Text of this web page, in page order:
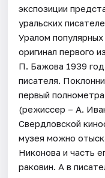
экспозиции
уральских
Уралом
оригинал первого
П. Бажова 1939
писателя.
первый
(режиссер – А.
Свердловской
музея можно
Никонова и часть
раковин. А в